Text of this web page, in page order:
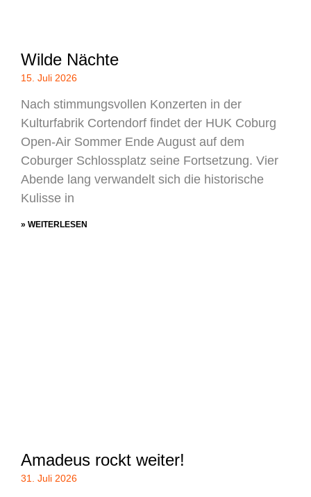
Wilde Nächte
15. Juli 2026
Nach stimmungsvollen Konzerten in der
Kulturfabrik Cortendorf findet der HUK Coburg
Open-Air Sommer Ende August auf dem
Coburger Schlossplatz seine Fortsetzung. Vier
Abende lang verwandelt sich die historische
Kulisse in
» WEITERLESEN
Amadeus rockt weiter!
31. Juli 2026